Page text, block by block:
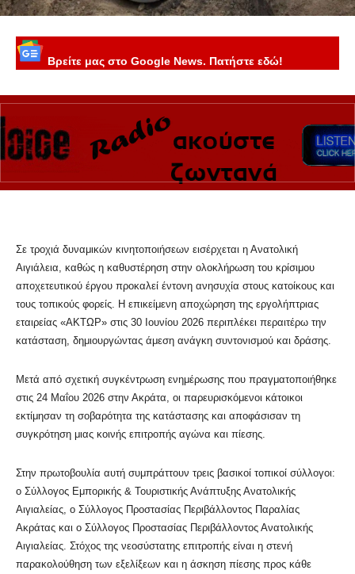
Βρείτε μας στο Google News. Πατήστε εδώ!
Σε τροχιά δυναμικών κινητοποιήσεων εισέρχεται η Ανατολική
Αιγιάλεια, καθώς η καθυστέρηση στην ολοκλήρωση του κρίσιμου
αποχετευτικού έργου προκαλεί έντονη ανησυχία στους κατοίκους και
τους τοπικούς φορείς. Η επικείμενη αποχώρηση της εργολήπτριας
εταιρείας «ΑΚΤΩΡ» στις 30 Ιουνίου 2026 περιπλέκει περαιτέρω την
κατάσταση, δημιουργώντας άμεση ανάγκη συντονισμού και δράσης.
Μετά από σχετική συγκέντρωση ενημέρωσης που πραγματοποιήθηκε
στις 24 Μαΐου 2026 στην Ακράτα, οι παρευρισκόμενοι κάτοικοι
εκτίμησαν τη σοβαρότητα της κατάστασης και αποφάσισαν τη
συγκρότηση μιας κοινής επιτροπής αγώνα και πίεσης.
Στην πρωτοβουλία αυτή συμπράττουν τρεις βασικοί τοπικοί σύλλογοι:
ο Σύλλογος Εμπορικής & Τουριστικής Ανάπτυξης Ανατολικής
Αιγιαλείας, ο Σύλλογος Προστασίας Περιβάλλοντος Παραλίας
Ακράτας και ο Σύλλογος Προστασίας Περιβάλλοντος Ανατολικής
Αιγιαλείας. Στόχος της νεοσύστατης επιτροπής είναι η στενή
παρακολούθηση των εξελίξεων και η άσκηση πίεσης προς κάθε